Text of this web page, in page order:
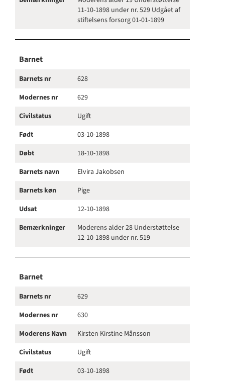
11-10-1898 under nr. 529 Udgået af
stiftelsens forsorg 01-01-1899
Barnet
Barnets nr
628
Modernes nr
629
Civilstatus
Ugift
Født
03-10-1898
Døbt
18-10-1898
Barnets navn
Elvira Jakobsen
Barnets køn
Pige
Udsat
12-10-1898
Bemærkninger
Moderens alder 28 Understøttelse
12-10-1898 under nr. 519
Barnet
Barnets nr
629
Modernes nr
630
Moderens Navn
Kirsten Kirstine Månsson
Civilstatus
Ugift
Født
03-10-1898